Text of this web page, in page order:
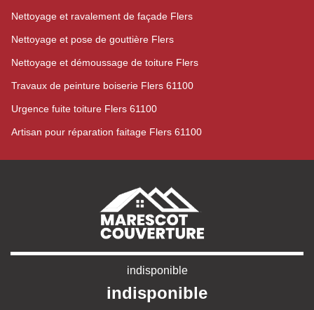
Nettoyage et ravalement de façade Flers
Nettoyage et pose de gouttière Flers
Nettoyage et démoussage de toiture Flers
Travaux de peinture boiserie Flers 61100
Urgence fuite toiture Flers 61100
Artisan pour réparation faitage Flers 61100
indisponible
indisponible